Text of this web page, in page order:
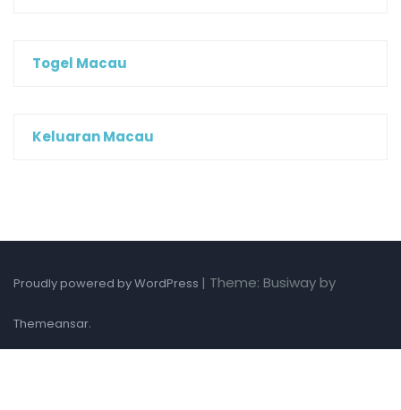
Togel Macau
Keluaran Macau
Proudly powered by WordPress | Theme: Busiway by
Themeansar.